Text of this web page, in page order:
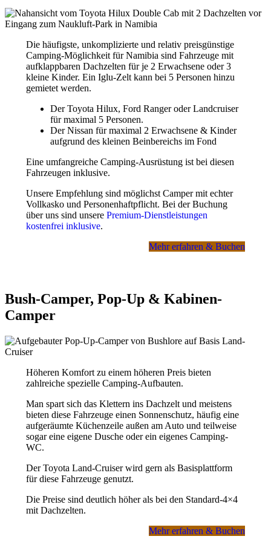
vorgeplanten Komplettpaketen "Preisgünstige Namibiareisen -
fixfertig vorgeplant" .
Oder Sie buchen über uns lediglich einen Mietwagen oder
Camper. Wir unterstützen dann kostenfrei mit aktuellen Tipps
rund um Highlights, Routen, Erlebnisse und Unterkünfte, die
Sie später selbst buchen können.
Details zu allen Preisen
Preise und Kosten in Namibia".
Buchungs-Sicherheit: Anzahlungen,
Umbuchungen, Stornos
Anzahlungs-, Umbuchungs- oder Stornobedingungen.
Teils ist das kostenfrei möglich, teils können stornierbare
Optionen gegen Aufpreis gebucht werden.
Internationale Flüge und Mietwagen lassen sich gegen
Monate vor Abreise stornierbar.
Bitte fragen Sie uns zu den konkreten Möglichkeiten für Ihren
individuellen Reisewunsch.
Die häufigste, unkomplizierte und relativ preisgünstige
Camping-Möglichkeit für Namibia sind Fahrzeuge mit
aufklappbaren Dachzelten für je 2 Erwachsene oder 3
kleine Kinder. Ein Iglu-Zelt kann bei 5 Personen hinzu
gemietet werden.
Der Toyota Hilux, Ford Ranger oder Landcruiser
für maximal 5 Personen.
Der Nissan für maximal 2 Erwachsene & Kinder
aufgrund des kleinen Beinbereichs im Fond
Eine umfangreiche Camping-Ausrüstung ist bei diesen
Fahrzeugen inklusive.
Unsere Empfehlung sind möglichst Camper mit echter
Vollkasko und Personenhaftpflicht. Bei der Buchung
über uns sind unsere Premium-Dienstleistungen
kostenfrei inklusive.
Mehr erfahren & Buchen
Bush-Camper, Pop-Up & Kabinen-
Camper
Höheren Komfort zu einem höheren Preis bieten
zahlreiche spezielle Camping-Aufbauten.
Man spart sich das Klettern ins Dachzelt und meistens
bieten diese Fahrzeuge einen Sonnenschutz, häufig eine
aufgeräumte Küchenzeile außen am Auto und teilweise
sogar eine eigene Dusche oder ein eigenes Camping-
WC.
Der Toyota Land-Cruiser wird gern als Basisplattform
für diese Fahrzeuge genutzt.
Die Preise sind deutlich höher als bei den Standard-4×4
mit Dachzelten.
Mehr erfahren & Buchen